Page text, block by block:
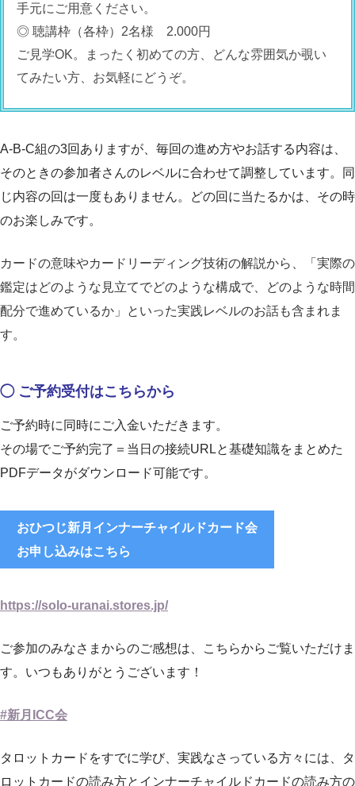
手元にご用意ください。
◎ 聴講枠（各枠）2名様 2.000円
ご見学OK。まったく初めての方、どんな雰囲気か覗い
てみたい方、お気軽にどうぞ。
A-B-C組の3回ありますが、毎回の進め方やお話する内容は、
そのときの参加者さんのレベルに合わせて調整しています。同
じ内容の回は一度もありません。どの回に当たるかは、その時
のお楽しみです。
カードの意味やカードリーディング技術の解説から、「実際の
鑑定はどのような見立てでどのような構成で、どのような時間
配分で進めているか」といった実践レベルのお話も含まれま
す。
◯ ご予約受付はこちらから
ご予約時に同時にご入金いただきます。
その場でご予約完了＝当日の接続URLと基礎知識をまとめた
PDFデータがダウンロード可能です。
おひつじ新月インナーチャイルドカード会
お申し込みはこちら
https://solo-uranai.stores.jp/
ご参加のみなさまからのご感想は、こちらからご覧いただけま
す。いつもありがとうございます！
#新月ICC会
タロットカードをすでに学び、実践なさっている方々には、タ
ロットカードの読み方とインナーチャイルドカードの読み方の